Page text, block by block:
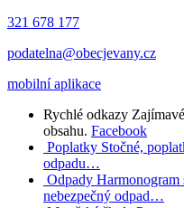
321 678 177
podatelna@obecjevany.cz
mobilní aplikace
Rychlé odkazy
obsahu. Facebook
Poplatky Stočné,
odpadu…
Odpady Harmonogram
nebezpečný odpad…